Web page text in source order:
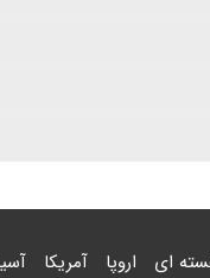
ای اروپا آمریکا